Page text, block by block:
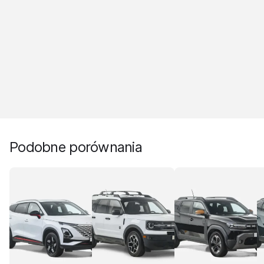
Podobne porównania